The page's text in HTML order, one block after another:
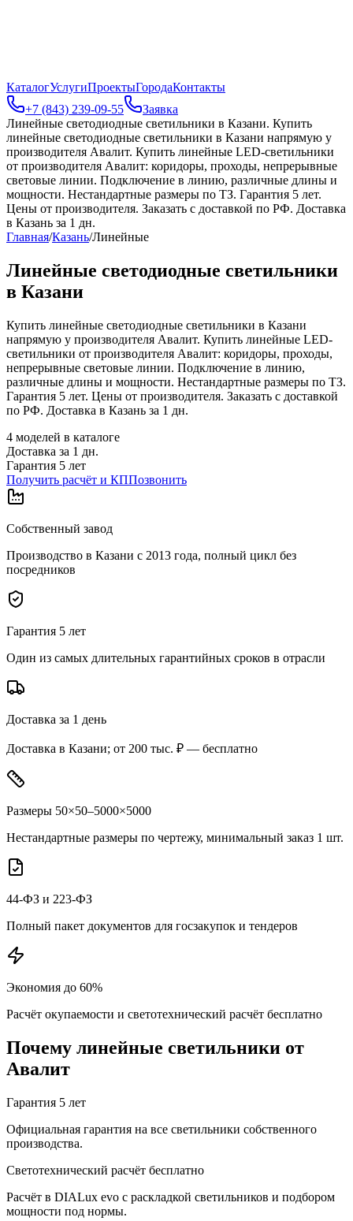
КаталогУслугиПроектыГородаКонтакты
+7 (843) 239-09-55
Заявка
Линейные светодиодные светильники в Казани. Купить
линейные светодиодные светильники в Казани напрямую у
производителя Авалит. Купить линейные LED-светильники
от производителя Авалит: коридоры, проходы, непрерывные
световые линии. Подключение в линию, различные длины и
мощности. Нестандартные размеры по ТЗ. Гарантия 5 лет.
Цены от производителя. Заказать с доставкой по РФ. Доставка
в Казань за 1 дн.
Главная/Казань/Линейные
Линейные светодиодные светильники
в Казани
Купить линейные светодиодные светильники в Казани
напрямую у производителя Авалит. Купить линейные LED-
светильники от производителя Авалит: коридоры, проходы,
непрерывные световые линии. Подключение в линию,
различные длины и мощности. Нестандартные размеры по ТЗ.
Гарантия 5 лет. Цены от производителя. Заказать с доставкой
по РФ. Доставка в Казань за 1 дн.
4 моделей в каталоге
Доставка за 1 дн.
Гарантия 5 лет
Получить расчёт и КППозвонить
Собственный завод
Производство в Казани с 2013 года, полный цикл без
посредников
Гарантия 5 лет
Один из самых длительных гарантийных сроков в отрасли
Доставка за 1 день
Доставка в Казани; от 200 тыс. ₽ — бесплатно
Размеры 50×50–5000×5000
Нестандартные размеры по чертежу, минимальный заказ 1 шт.
44-ФЗ и 223-ФЗ
Полный пакет документов для госзакупок и тендеров
Экономия до 60%
Расчёт окупаемости и светотехнический расчёт бесплатно
Почему линейные светильники от
Авалит
Гарантия 5 лет
Официальная гарантия на все светильники собственного
производства.
Светотехнический расчёт бесплатно
Расчёт в DIALux evo с раскладкой светильников и подбором
мощности под нормы.